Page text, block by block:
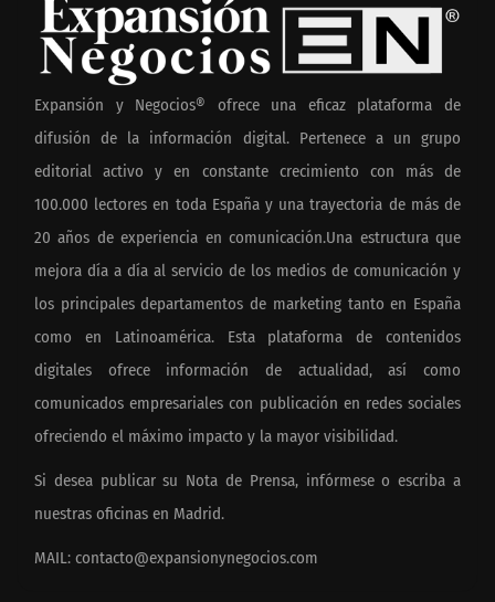
Expansión y Negocios® ofrece una eficaz plataforma de
difusión de la información digital. Pertenece a un grupo
editorial activo y en constante crecimiento con más de
100.000 lectores en toda España y una trayectoria de más de
20 años de experiencia en comunicación.Una estructura que
mejora día a día al servicio de los medios de comunicación y
los principales departamentos de marketing tanto en España
como en Latinoamérica. Esta plataforma de contenidos
digitales ofrece información de actualidad, así como
comunicados empresariales con publicación en redes sociales
ofreciendo el máximo impacto y la mayor visibilidad.
Si desea publicar su Nota de Prensa, infórmese o escriba a
nuestras oficinas en Madrid.
MAIL: contacto@expansionynegocios.com